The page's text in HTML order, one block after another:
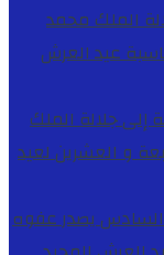
الملك محمد
عيد العرش
إلى جلالة الملك
و العشرين لعيد
يصدر عفوه